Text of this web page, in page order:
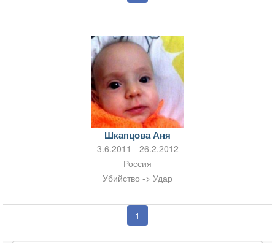
Шкапцова Аня
3.6.2011 - 26.2.2012
Россия
Убийство -> Удар
1